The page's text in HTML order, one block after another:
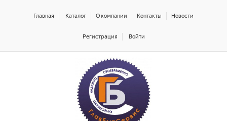
Главная Каталог О компании Контакты Новости
Регистрация Войти